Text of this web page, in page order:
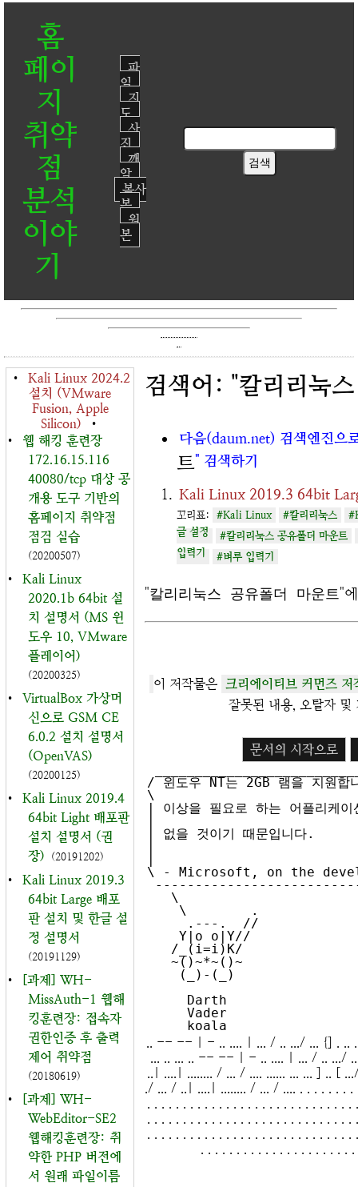
홈
페이
지
취약
점
분석
이야
기
파
일
지
도
사
진
깨
알
복사
본
원
본
•
Kali Linux 2024.2
설치 (VMware
Fusion, Apple
Silicon)
•
•
웹 해킹 훈련장
172.16.15.116
40080/tcp 대상 공
개용 도구 기반의
홈페이지 취약점
점검 실습
(20200507)
•
Kali Linux
2020.1b 64bit 설
치 설명서 (MS 윈
도우 10, VMware
플레이어)
(20200325)
•
VirtualBox 가상머
신으로 GSM CE
6.0.2 설치 설명서
(OpenVAS)
(20200125)
•
Kali Linux 2019.4
64bit Light 배포판
설치 설명서 (권
장)
(20191202)
•
Kali Linux 2019.3
64bit Large 배포
판 설치 및 한글 설
정 설명서
(20191129)
•
[과제] WH-
MissAuth-1 웹해
킹훈련장: 접속자
권한인증 후 출력
제어 취약점
(20180619)
•
[과제] WH-
WebEditor-SE2
웹해킹훈련장: 취
약한 PHP 버전에
서 원래 파일이름
검색어: "칼리리눅
다음(daum.net) 검색엔진으
트 " 검색하기
Kali Linux 2019.3 64bit
꼬리표: #Kali Linux #칼리리눅스
글 설정 #칼리리눅스 공유폴더 마운트
입력기 #벼루 입력기
"칼리리눅스 공유폴더 마운트"
이 저작물은 크리에이티브 커먼즈
잘못된 내용, 오탈자
문서의 시작으로
/ 윈도우 NT는 2GB 램을 지원합
\
| 이상을 필요로 하는 어플리케이
| 없을 것이기 때문입니다.
\ - Microsoft, on the
.. -- -- | - .. .... | ... / .. .../ ... {] . .. ..
... .. ... .. -- -- | - .. .... | ... / .. .../
..| ....| ........ / ... / .... ...... ... ... ] .. [
./ ... / ..| ....| ........ / ... / .... . . . . . . . .
. . . . . . . . . . . . . . . . . . . . . . . . . . . .
. . . . . . . . . . . . . . . . . . . . . . . . . . . .
. . . . . . . . . . . . . . . . . . . . . . . . . . . .
. . . . . . . . . . . . . . . . . . . . .